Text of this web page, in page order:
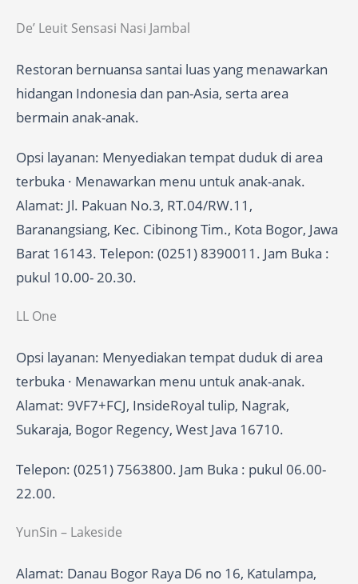
De’ Leuit Sensasi Nasi Jambal
Restoran bernuansa santai luas yang menawarkan
hidangan Indonesia dan pan-Asia, serta area
bermain anak-anak.
Opsi layanan: Menyediakan tempat duduk di area
terbuka · Menawarkan menu untuk anak-anak.
Alamat: Jl. Pakuan No.3, RT.04/RW.11,
Baranangsiang, Kec. Cibinong Tim., Kota Bogor, Jawa
Barat 16143. Telepon: (0251) 8390011. Jam Buka :
pukul 10.00- 20.30.
LL One
Opsi layanan: Menyediakan tempat duduk di area
terbuka · Menawarkan menu untuk anak-anak.
Alamat: 9VF7+FCJ, InsideRoyal tulip, Nagrak,
Sukaraja, Bogor Regency, West Java 16710.
Telepon: (0251) 7563800. Jam Buka : pukul 06.00-
22.00.
YunSin – Lakeside
Alamat: Danau Bogor Raya D6 no 16, Katulampa,